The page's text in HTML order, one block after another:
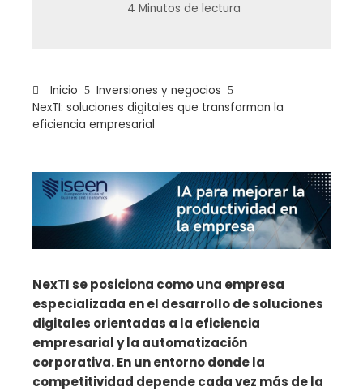
4 Minutos de lectura
Inicio
Inversiones y negocios
NexTI: soluciones digitales que transforman la
eficiencia empresarial
NexTI se posiciona como una empresa
especializada en el desarrollo de soluciones
digitales orientadas a la eficiencia
empresarial y la automatización
corporativa. En un entorno donde la
competitividad depende cada vez más de la